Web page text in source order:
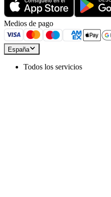
Medios de pago
España
Todos los servicios